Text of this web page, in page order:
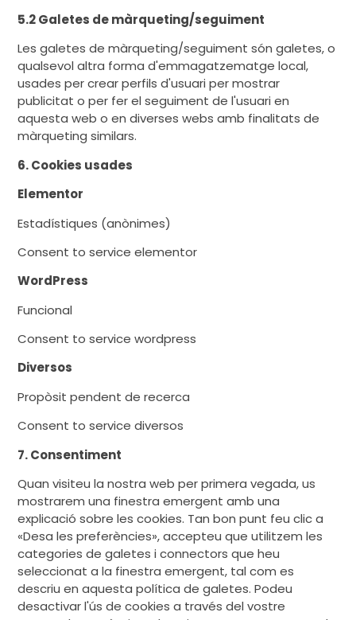
5.2 Galetes de màrqueting/seguiment
Les galetes de màrqueting/seguiment són galetes, o
qualsevol altra forma d'emmagatzematge local,
usades per crear perfils d'usuari per mostrar
publicitat o per fer el seguiment de l'usuari en
aquesta web o en diverses webs amb finalitats de
màrqueting similars.
6. Cookies usades
Elementor
Estadístiques (anònimes)
Consent to service elementor
WordPress
Funcional
Consent to service wordpress
Diversos
Propòsit pendent de recerca
Consent to service diversos
7. Consentiment
Quan visiteu la nostra web per primera vegada, us
mostrarem una finestra emergent amb una
explicació sobre les cookies. Tan bon punt feu clic a
«Desa les preferències», accepteu que utilitzem les
categories de galetes i connectors que heu
seleccionat a la finestra emergent, tal com es
descriu en aquesta política de galetes. Podeu
desactivar l'ús de cookies a través del vostre